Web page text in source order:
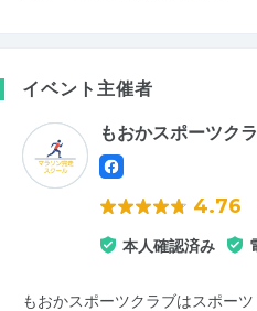
イベント主催者
もおかスポーツク
4.76
本人確認済み
もおかスポーツクラブはスポー